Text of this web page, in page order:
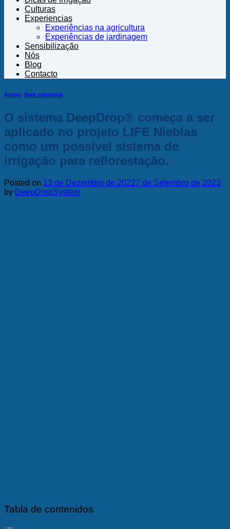
Culturas
Experiencias
Experiências na agricultura
Experiências de jardinagem
Sensibilização
Nós
Blog
Contacto
Artigo, Sem categoria
O sistema DeepDrop® começa a ser
aplicado no projeto LIFE Nieblas
como um possível sistema de
irrigação para reflorestação.
Posted on 13 de Dezembro de 20227 de Setembro de 2023
by DeepDropSystem
Tabla de contenidos